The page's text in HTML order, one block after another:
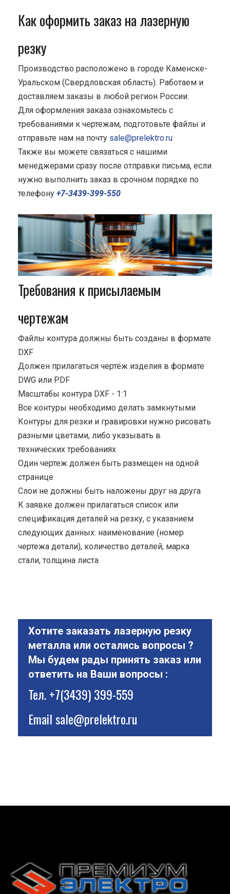
Как оформить заказ на лазерную
резку
Производство расположено в городе Каменске-
Уральском (Свердловская область). Работаем и
доставляем заказы в любой регион России.
Для оформления заказа ознакомьтесь с
требованиями к чертежам, подготовьте файлы и
отправьте нам на почту sale@prelektro.ru
Также вы можете связаться с нашими
менеджерами сразу после отправки письма, если
нужно выполнить заказ в срочном порядке по
телефону +7-3439-399-550
Требования к присылаемым
чертежам
Файлы контура должны быть созданы в формате
DXF
Должен прилагаться чертёж изделия в формате
DWG или PDF
Масштабы контура DXF - 1:1
Все контуры необходимо делать замкнутыми
Контуры для резки и гравировки нужно рисовать
разными цветами, либо указывать в
технических требованиях
Один чертеж должен быть размещен на одной
странице
Cлои не должны быть наложены друг на друга
К заявке должен прилагаться список или
спецификация деталей на резку, с указанием
следующих данных: наименование (номер
чертежа детали), количество деталей, марка
стали, толщина листа
Хотите заказать лазерную резку
металла или остались вопросы ?
Мы будем рады принять заказ или
ответить на Ваши вопросы :
Тел.+7(3439) 399-559
Emailsale@prelektro.ru